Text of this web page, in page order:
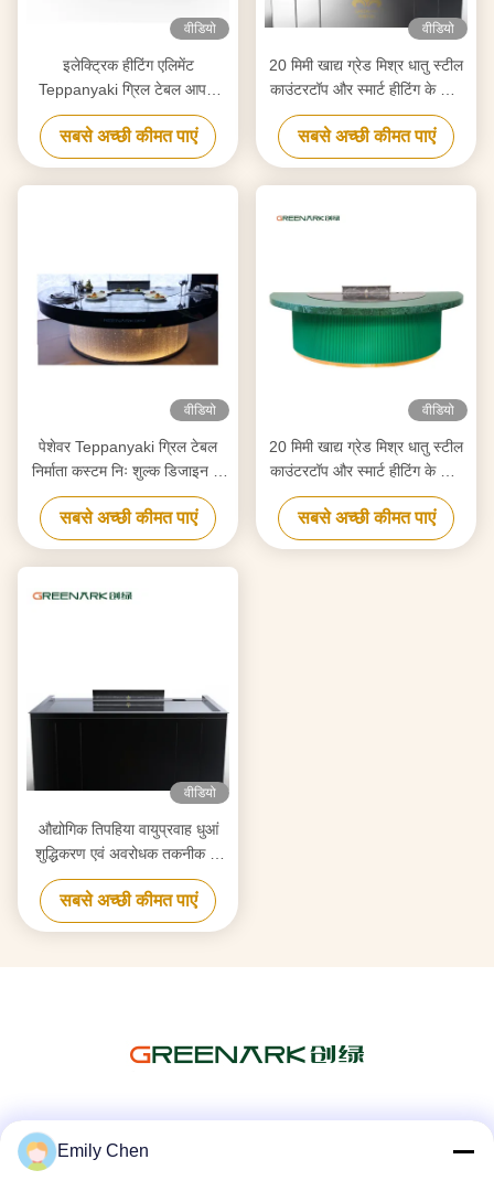
वीडियो
इलेक्ट्रिक हीटिंग एलिमेंट
Teppanyaki ग्रिल टेबल आपके
आवश्यकताओं के अनुरूप शुद्धिकरण के
लिए अनुकूलित
सबसे अच्छी कीमत पाएं
वीडियो
20 मिमी खाद्य ग्रेड मिश्र धातु स्टील
काउंटरटॉप और स्मार्ट हीटिंग के साथ
उच्च दक्षता वाले टेपनीकी ग्रिल
सबसे अच्छी कीमत पाएं
वीडियो
पेशेवर Teppanyaki ग्रिल टेबल
निर्माता कस्टम निः शुल्क डिजाइन के
साथ बनाया विश्वसनीय Hibachi
ग्रिल उपकरण आपूर्तिकर्ता
सबसे अच्छी कीमत पाएं
वीडियो
20 मिमी खाद्य ग्रेड मिश्र धातु स्टील
काउंटरटॉप और स्मार्ट हीटिंग के साथ
उच्च दक्षता वाले टेपनीकी ग्रिल
सबसे अच्छी कीमत पाएं
वीडियो
औद्योगिक तिपहिया वायुप्रवाह धुआं
शुद्धिकरण एवं अवरोधक तकनीक के
साथ टेपन्याकी ग्रिल
सबसे अच्छी कीमत पाएं
Emily Chen